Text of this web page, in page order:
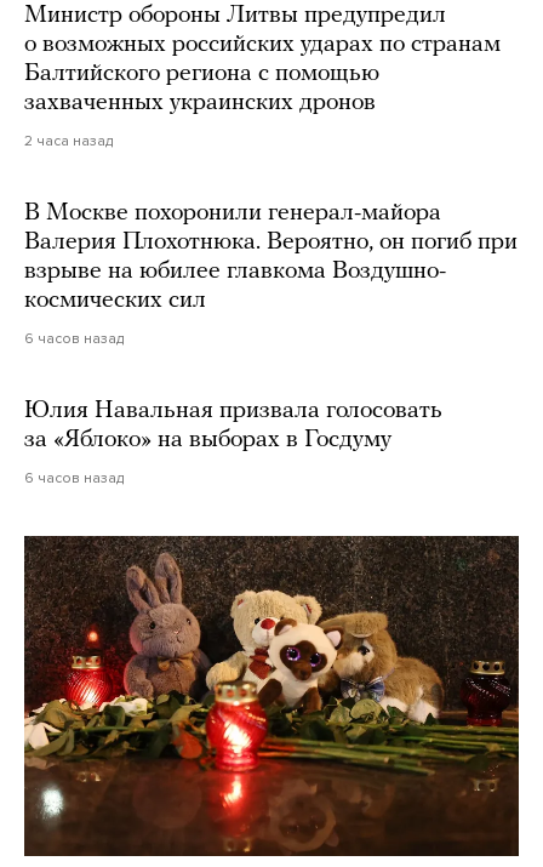
Министр обороны Литвы предупредил
о возможных российских ударах по странам
Балтийского региона с помощью
захваченных украинских дронов
2 часа назад
В Москве похоронили генерал-майора
Валерия Плохотнюка. Вероятно, он погиб при
взрыве на юбилее главкома Воздушно-
космических сил
6 часов назад
Юлия Навальная призвала голосовать
за «Яблоко» на выборах в Госдуму
6 часов назад